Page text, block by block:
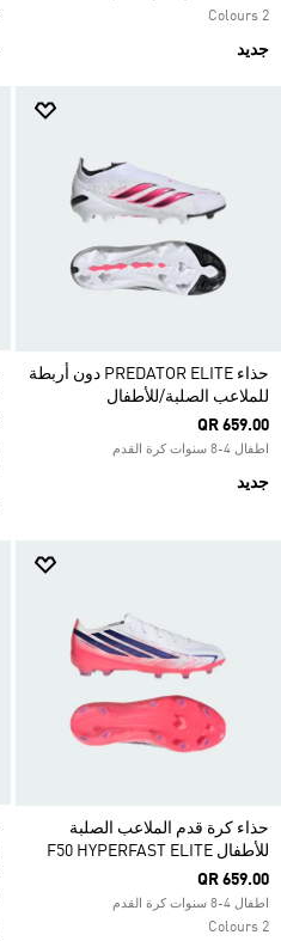
2 Colours
جديد
حذاء PREDATOR ELITE دون أربطة
للملاعب الصلبة/للأطفال
QR 659.00
اطفال 4-8 سنوات كرة القدم
جديد
حذاء كرة قدم الملاعب الصلبة
للأطفال F50 HYPERFAST ELITE
QR 659.00
اطفال 4-8 سنوات كرة القدم
2 Colours